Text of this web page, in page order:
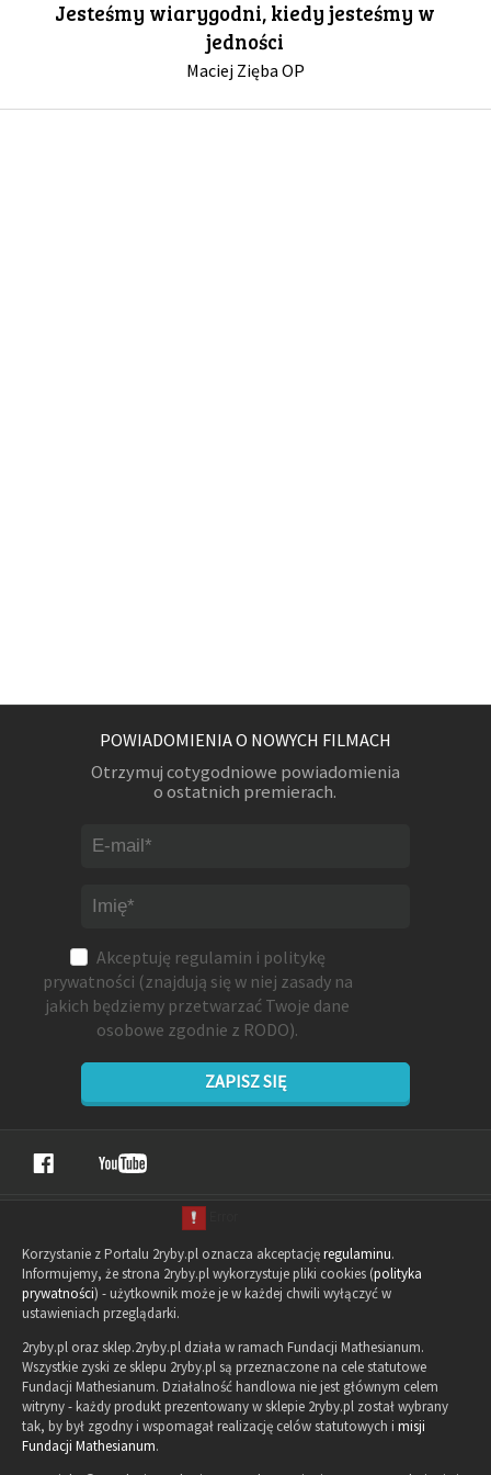
GALERIA
Jesteśmy wiarygodni, kiedy jesteśmy w
jedności
Maciej Zięba OP
POWIADOMIENIA O NOWYCH FILMACH
Otrzymuj cotygodniowe powiadomienia
o ostatnich premierach.
Akceptuję regulamin i politykę
prywatności (znajdują się w niej zasady na
jakich będziemy przetwarzać Twoje dane
osobowe zgodnie z RODO).
ZAPISZ SIĘ
Korzystanie z Portalu 2ryby.pl oznacza akceptacjęregulaminu.
Informujemy, że strona 2ryby.pl wykorzystuje pliki cookies (polityka
prywatności) - użytkownik może je w każdej chwili wyłączyć w
ustawieniach przeglądarki.
2ryby.pl oraz sklep.2ryby.pl działa w ramach Fundacji Mathesianum.
Wszystkie zyski ze sklepu 2ryby.pl są przeznaczone na cele statutowe
Fundacji Mathesianum. Działalność handlowa nie jest głównym celem
witryny - każdy produkt prezentowany w sklepie 2ryby.pl został wybrany
tak, by był zgodny i wspomagał realizację celów statutowych i misji
Fundacji Mathesianum.